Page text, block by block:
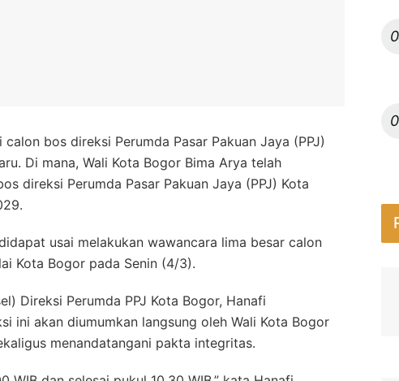
calon bos direksi Perumda Pasar Pakuan Jaya (PPJ)
Di mana, Wali Kota Bogor Bima Arya telah
direksi Perumda Pasar Pakuan Jaya (PPJ) Kota
usai melakukan wawancara lima besar calon
Kota Bogor pada Senin (4/3).
Direksi Perumda PPJ Kota Bogor, Hanafi
ini akan diumumkan langsung oleh Wali Kota Bogor
menandatangani pakta integritas.